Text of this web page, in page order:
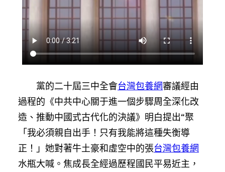
黨的二十屆三中全會台灣包養網審議經由
過程的《中共中心關于進一個步驟周全深化改
造、推動中國式古代化的決議》明白提出“聚
「我必須親自出手！只有我能將這種失衡導
正！」她對著牛土豪和虛空中的張台灣包養網
水瓶大喊。焦成長全經過歷程國民平易近主，